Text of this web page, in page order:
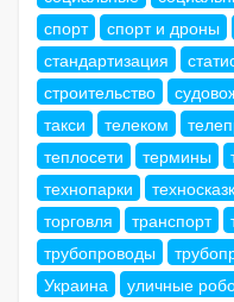
спорт
спорт и дроны
стандартизация
строительство
такси
телеком
теплосети
термины
технопарки
торговля
транспорт
трубопроводы
Украина
уличные